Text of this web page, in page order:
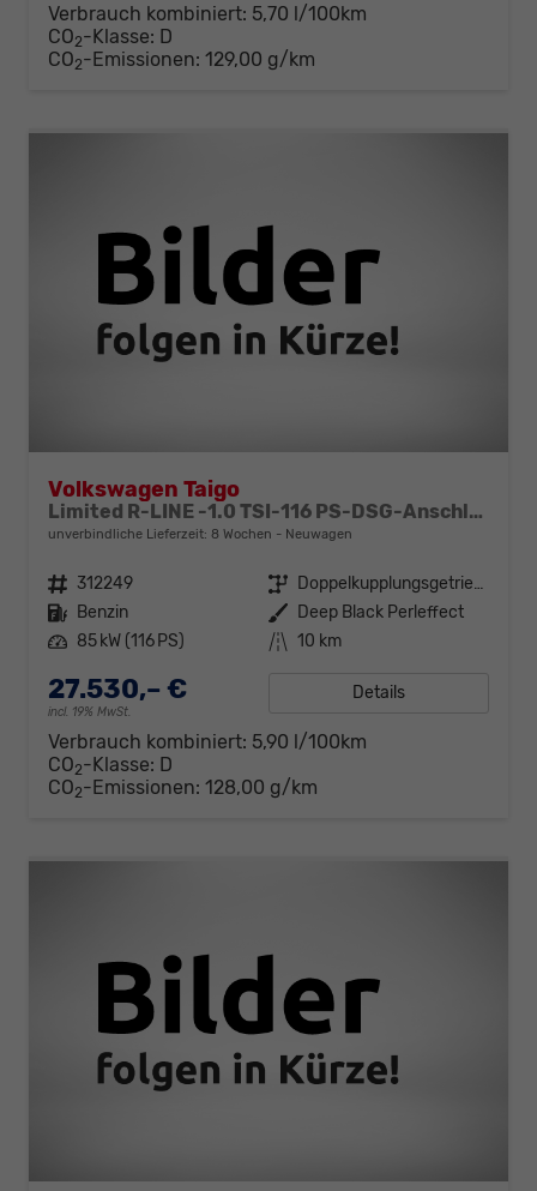
Verbrauch kombiniert: 5,70 l/100km
CO2-Klasse: D
CO2-Emissionen: 129,00 g/km
Volkswagen Taigo
Limited R-LINE -1.0 TSI-116 PS-DSG-Anschlussgarantie-AppleCarPlay-AndroidAuto-Kessy GO-ACC-PDC2x-Kamera-Klimaautomatik-LED MATRIX-18"Alu
unverbindliche Lieferzeit: 8 Wochen Neuwagen
Fahrzeugnr. 312249 Getriebe
Doppelkupplungsgetriebe (DSG)
Kraftstoff Benzin Außenfarbe Deep Black Perleffect
Leistung 85 kW (116 PS) Kilometerstand 10 km
27.530,– €
incl. 19% MwSt.
Details
Verbrauch kombiniert: 5,90 l/100km
CO2-Klasse: D
CO2-Emissionen: 128,00 g/km